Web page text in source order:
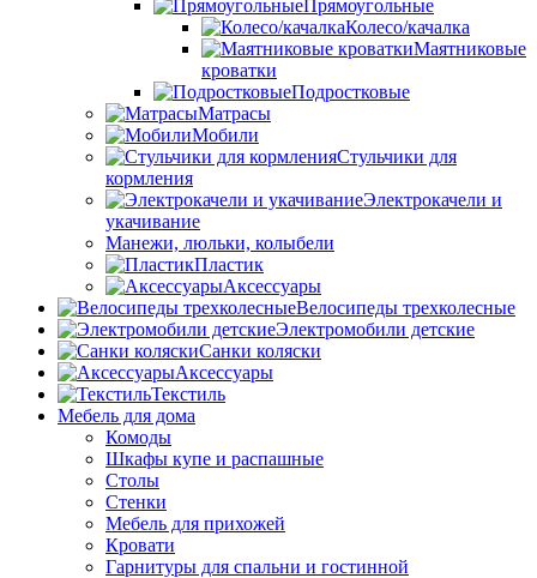
Прямоугольные
Колесо/качалка
Маятниковые
кроватки
Подростковые
Матрасы
Мобили
Стульчики для
кормления
Электрокачели и
укачивание
Манежи, люльки, колыбели
Пластик
Аксессуары
Велосипеды трехколесные
Электромобили детские
Санки коляски
Аксессуары
Текстиль
Мебель для дома
Комоды
Шкафы купе и распашные
Столы
Стенки
Мебель для прихожей
Кровати
Гарнитуры для спальни и гостинной